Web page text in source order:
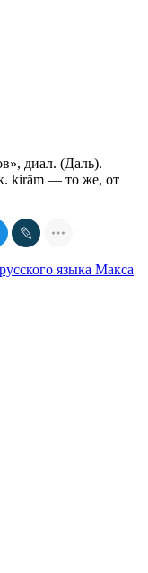
диал. (Даль).
kiräm — то же, от
языка Макса